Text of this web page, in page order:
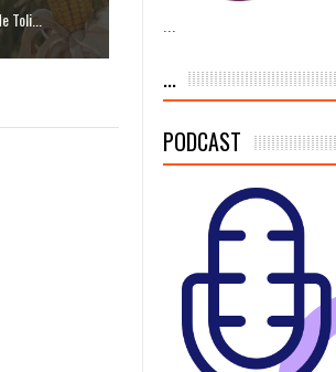
dispositivo de
el 94 % de la meta de
Toli...
...
PODCAST